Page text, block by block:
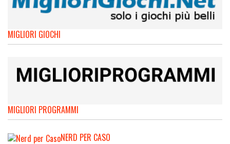
MIGLIORI GIOCHI
MIGLIORI PROGRAMMI
NERD PER CASO